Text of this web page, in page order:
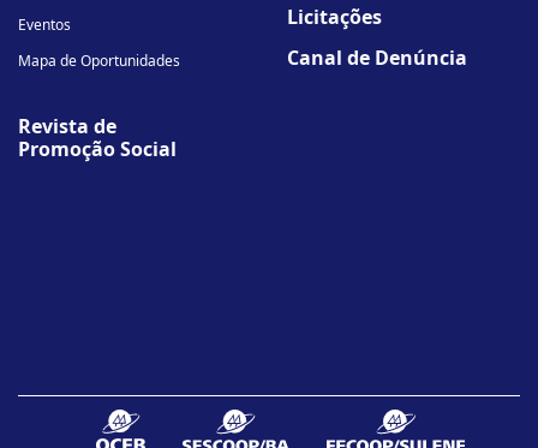
Eventos
Mapa de Oportunidades
Revista de
Promoção Social
Licitações
Canal de Denúncia